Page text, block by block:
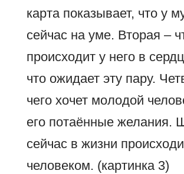
карта показывает, что у
сейчас на уме. Вторая –
происходит у него в
что ожидает эту пару.
чего хочет молодой
его потаённые желания.
сейчас в жизни
человеком. (картинка 3)